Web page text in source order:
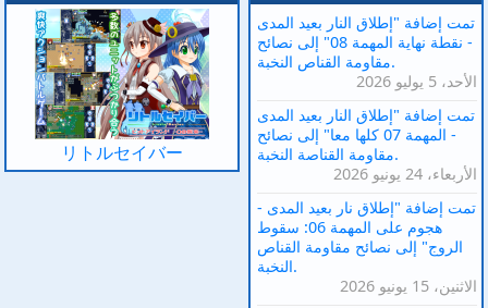
リトルセイバー
تمت إضافة "إطلاق النار بعيد المدى
- نقطة نهاية المهمة 08" إلى نصائح
مقاومة القناص النخبة.
الأحد، 5 يوليو 2026
تمت إضافة "إطلاق النار بعيد المدى
- المهمة 07 كلها معا" إلى نصائح
مقاومة القناصة النخبة.
الأربعاء، 24 يونيو 2026
تمت إضافة "إطلاق نار بعيد المدى -
هجوم على المهمة 06: سقوط
الروج" إلى نصائح مقاومة القناص
النخبة.
الاثنين، 15 يونيو 2026